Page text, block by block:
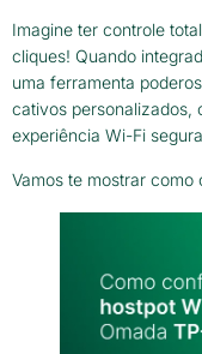
Imagine ter controle
cliques! Quando
uma ferramenta
cativos personalizados,
experiência Wi-Fi
Vamos te mostrar como